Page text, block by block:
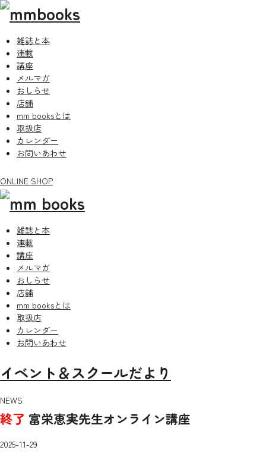
雑誌と本
連載
講座
メルマガ
おしらせ
店舗
mm booksとは
取扱店
カレンダー
お問いあわせ
ONLINE SHOP
雑誌と本
連載
講座
メルマガ
おしらせ
店舗
mm booksとは
取扱店
カレンダー
お問いあわせ
イベント＆スクールだより
NEWS
終了 富栄恵実先生オンライン講座
2025-11-29